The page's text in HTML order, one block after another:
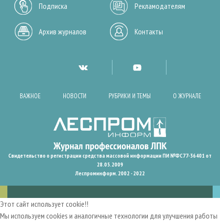
Подписка Рекламодателям
Архив журналов Контакты
ВАЖНОЕ НОВОСТИ РУБРИКИ И ТЕМЫ О ЖУРНАЛЕ
Свидетельство о регистрации средства массовой информации ПИ №ФС77-36401 от
28.05.2009
Леспроминформ. 2002 - 2022
Этот сайт использует cookie!!
Мы используем cookies и аналогичные технологии для улучшения работы